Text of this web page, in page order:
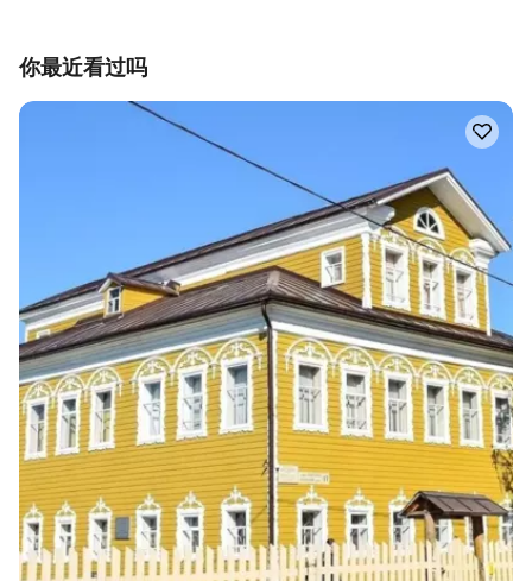
你最近看过吗